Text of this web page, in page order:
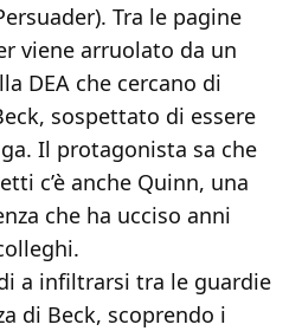
Tra le pagine
viene arruolato da un
DEA che cercano di
sospettato di essere
Il protagonista sa che
c’è anche Quinn, una
che ha ucciso anni
a infiltrarsi tra le guardie
di Beck, scoprendo i